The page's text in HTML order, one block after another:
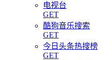
电视台
GET
酷狗音乐搜索
GET
今日头条热搜榜
GET